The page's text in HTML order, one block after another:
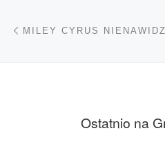
Nawigacja
MILEY CYRUS
Ostatnio na